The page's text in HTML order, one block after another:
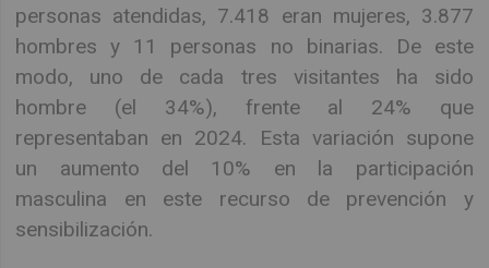
personas atendidas, 7.418 eran mujeres, 3.877
hombres y 11 personas no binarias. De este
modo, uno de cada tres visitantes ha sido
hombre (el 34%), frente al 24% que
representaban en 2024. Esta variación supone
un aumento del 10% en la participación
masculina en este recurso de prevención y
sensibilización.